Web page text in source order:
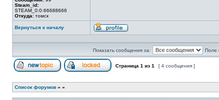
Steam_id:
STEAM_0:0:66688666
Откуда: томск
Вернуться к началу
Профиль
Показать сообщения за: Поле
Страница 1 из 1 [ 4 сообщения ]
Список форумов » »